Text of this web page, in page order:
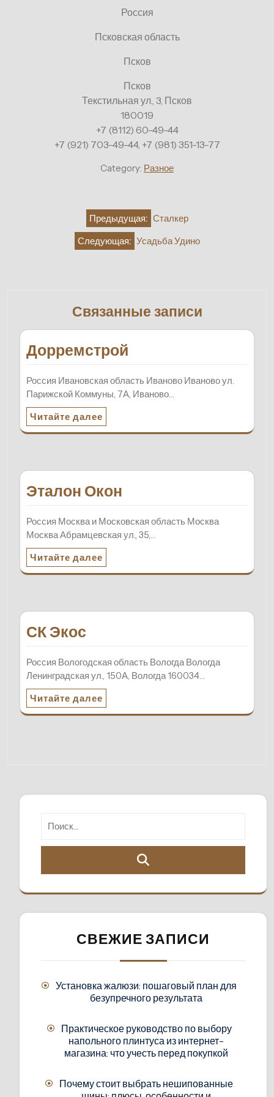
Россия
Псковская область
Псков
Псков
Текстильная ул., 3, Псков
180019
+7 (8112) 60-49-44
+7 (921) 703-49-44, +7 (981) 351-13-77
Category: Разное
Навигация Предыдущая: Сталкер
Следующая: Усадьба Удино
Связанные записи
Дорремстрой
Россия Ивановская область Иваново Иваново ул.
Парижской Коммуны, 7А, Иваново…
Читайте далее
Эталон Окон
Россия Москва и Московская область Москва
Москва Абрамцевская ул., 35,…
Читайте далее
СК Экос
Россия Вологодская область Вологда Вологда
Ленинградская ул., 150А, Вологда 160034…
Читайте далее
СВЕЖИЕ ЗАПИСИ
Установка жалюзи: пошаговый план для
безупречного результата
Практическое руководство по выбору
напольного плинтуса из интернет-
магазина: что учесть перед покупкой
Почему стоит выбрать нешипованные